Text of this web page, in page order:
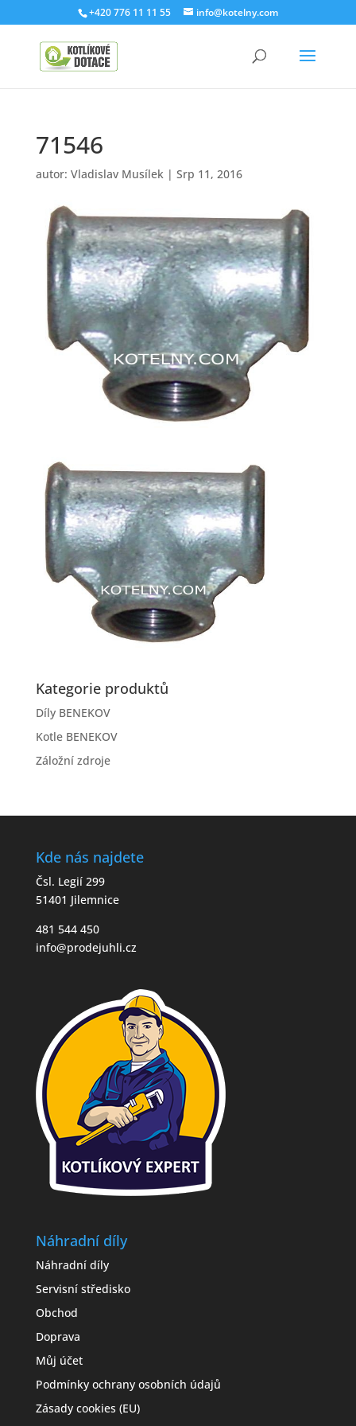
+420 776 11 11 55 info@kotelny.com
71546
autor: Vladislav Musílek| Srp 11, 2016
Kategorie produktů
Díly BENEKOV
Kotle BENEKOV
Záložní zdroje
Kde nás najdete
Čsl. Legií 299
51401 Jilemnice
481 544 450
info@prodejuhli.cz
Náhradní díly
Náhradní díly
Servisní středisko
Obchod
Doprava
Můj účet
Podmínky ochrany osobních údajů
Zásady cookies (EU)